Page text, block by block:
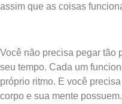
assim que as coisas
Você não precisa pegar tão
seu tempo. Cada um
próprio ritmo. E você
corpo e sua mente